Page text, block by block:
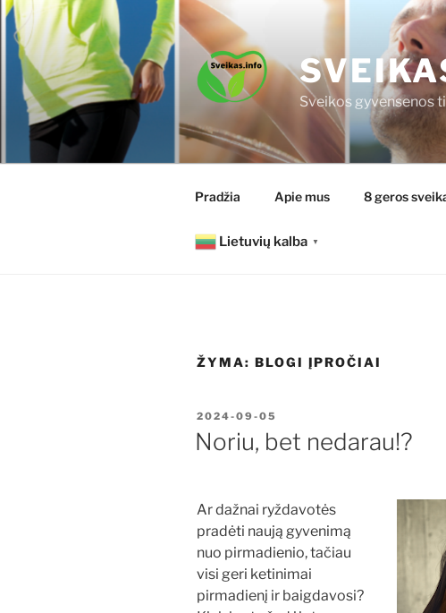
Eiti
prie
turinio
Sveikos gyvensenos
Pradžia Apie mus 8 geros
Lietuvių kalba ▼
ŽYMA: BLOGI ĮPROČIAI
PASKELBTA
2024-09-05
Noriu, bet nedarau!?
Ar dažnai ryždavotės
pradėti naują gyvenimą
nuo pirmadienio, tačiau
visi geri ketinimai
pirmadienį ir baigdavosi?